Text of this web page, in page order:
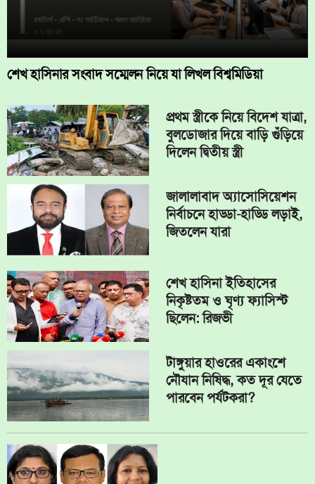
শেখ হাসিনা ইতিহাসের
নিকৃষ্টতম ও ঘৃণ্য ফ্যাসিস্ট
ছিলেন: রিজভী
টাঙ্গুয়ার হাওরের একাংশে
নৌযান নিষিদ্ধ, কত দূর যেতে
পারবেন পর্যটকরা?
শেখ হাসিনার সংবাদ সম্মেলন নিয়ে যা লিখল বিশ্বমিডিয়া
প্রথম স্ত্রীকে নিয়ে বিদেশ যাত্রা,
বুলডোজার দিয়ে বাড়ি গুঁড়িয়ে
দিলেন দ্বিতীয় স্ত্রী
জালালাবাদ অ্যাসোসিয়েশন
নির্বাচনে হাড্ডা-হাড্ডি লড়াই,
জিতলেন যারা